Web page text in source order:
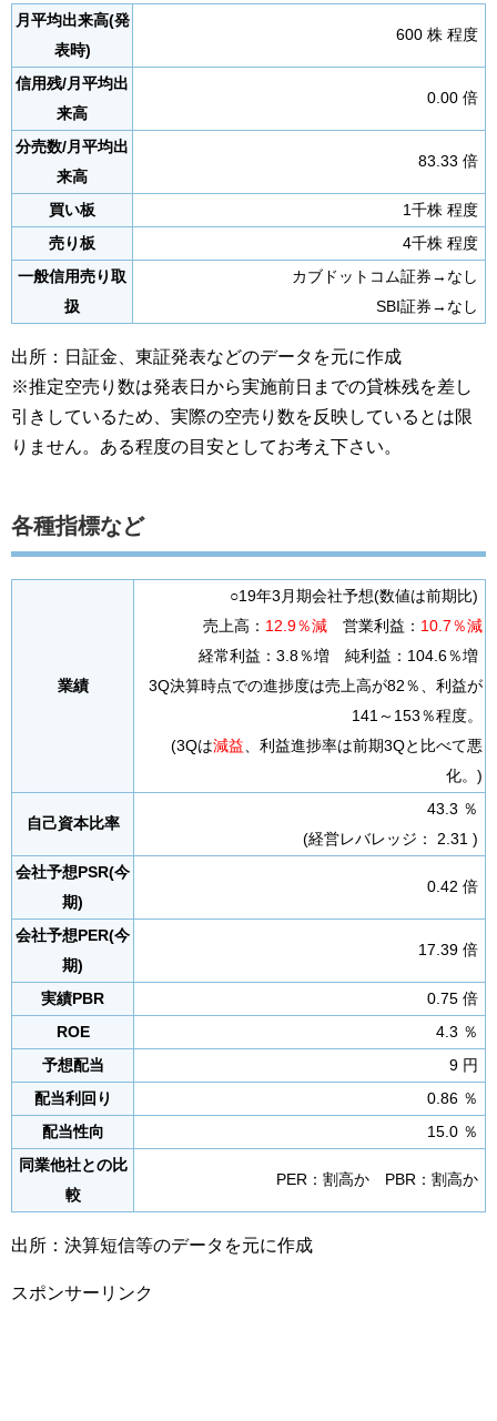
月平均出来高(発
表時)
600 株 程度
信用残/月平均出
来高
0.00 倍
分売数/月平均出
来高
83.33 倍
買い板
1千株 程度
売り板
4千株 程度
一般信用売り取
扱
カブドットコム証券→なし
SBI証券→なし
出所：日証金、東証発表などのデータを元に作成
※推定空売り数は発表日から実施前日までの貸株残を差し
引きしているため、実際の空売り数を反映しているとは限
りません。ある程度の目安としてお考え下さい。
各種指標など
業績
○19年3月期会社予想(数値は前期比)
売上高： 12.9％減 営業利益： 10.7％減
経常利益：3.8％増 純利益：104.6％増
3Q決算時点での進捗度は売上高が82％、利益が
141～153％程度。
(3Qは減益、利益進捗率は前期3Qと比べて悪
化。)
自己資本比率
43.3 ％
(経営レバレッジ： 2.31 )
会社予想PSR(今
期)
0.42 倍
会社予想PER(今
期)
17.39 倍
実績PBR
0.75 倍
ROE
4.3 ％
予想配当
9 円
配当利回り
0.86 ％
配当性向
15.0 ％
同業他社との比
較
PER：割高か PBR：割高か
出所：決算短信等のデータを元に作成
スポンサーリンク